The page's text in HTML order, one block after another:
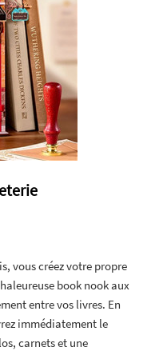
vous créez votre propre
book nook aux
entre vos livres. En
immédiatement le
carnets et une